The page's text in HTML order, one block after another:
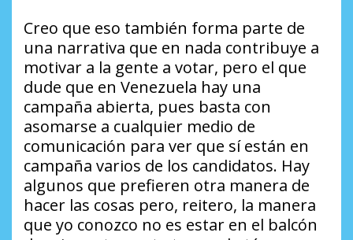
Creo que eso también forma parte de
una narrativa que en nada contribuye a
motivar a la gente a votar, pero el que
dude que en Venezuela hay una
campaña abierta, pues basta con
asomarse a cualquier medio de
comunicación para ver que sí están en
campaña varios de los candidatos. Hay
algunos que prefieren otra manera de
hacer las cosas pero, reitero, la manera
que yo conozco no es estar en el balcón